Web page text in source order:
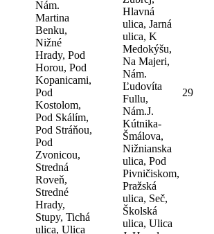
Nám.
Martina
Benku,
Nižné
Hrady, Pod
Horou, Pod
Kopanicami,
Pod
Kostolom,
Pod Skálím,
Pod Stráňou,
Pod
Zvonicou,
Stredná
Roveň,
Stredné
Hrady,
Stupy, Tichá
ulica, Ulica
Hlavná
ulica, Jarná
ulica, K
Medokýšu,
Na Majeri,
Nám.
Ľudovíta
Fullu,
Nám.J.
Kútnika-
Šmálova,
Nižnianska
ulica, Pod
Pivničiskom,
Pražská
ulica, Seč,
Školská
ulica, Ulica
29